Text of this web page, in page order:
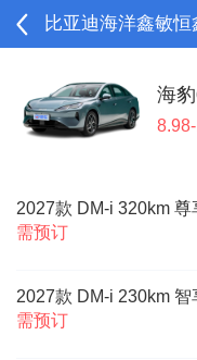
比亚迪海洋鑫敏
海
2027款 DM-i 320km 尊
需预订
2027款 DM-i 230km 智
需预订